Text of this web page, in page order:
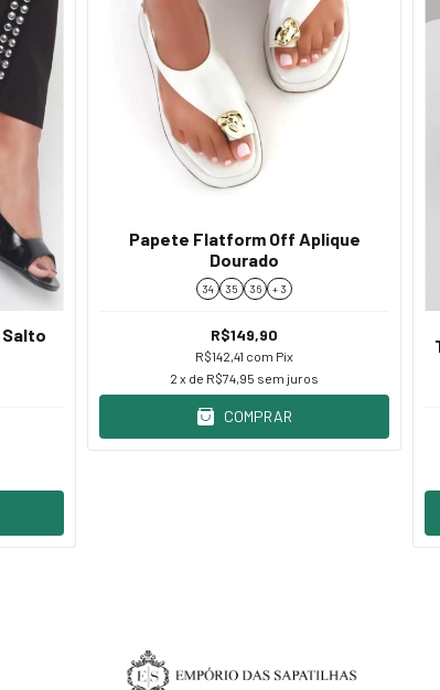
Salto
Papete Flatform Off Aplique
Dourado
34 35 36 + 3
R$149,90
R$142,41 com Pix
2 x de R$74,95 sem juros
COMPRAR